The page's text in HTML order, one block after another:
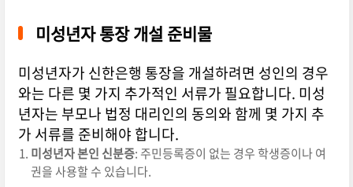
미성년자 통장 개설 준비물
미성년자가 신한은행 통장을 개설하려면 성인의 경우
와는 다른 몇 가지 추가적인 서류가 필요합니다. 미성
년자는 부모나 법정 대리인의 동의와 함께 몇 가지 추
가 서류를 준비해야 합니다.
미성년자 본인 신분증: 주민등록증이 없는 경우 학생증이나 여
권을 사용할 수 있습니다.